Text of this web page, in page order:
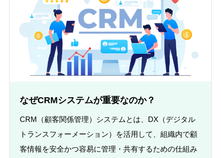
なぜCRMシステムが重要なのか？
CRM（顧客関係管理）システムとは、DX（デジタル
トランスフォーメーション）を活用して、組織内で顧
客情報を安全かつ容易に管理・共有するための仕組み